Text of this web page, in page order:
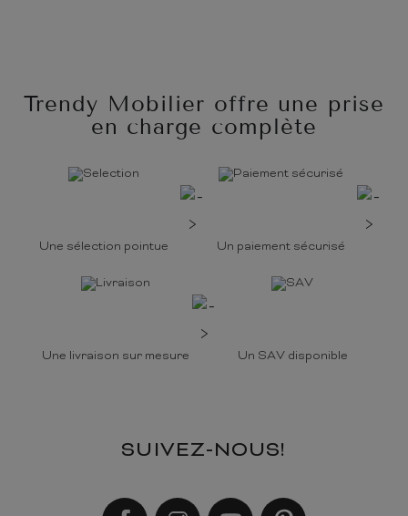
Trendy Mobilier offre une prise
en charge complète
Une sélection pointue Un paiement sécurisé
Une livraison sur mesure Un SAV disponible
SUIVEZ-NOUS!